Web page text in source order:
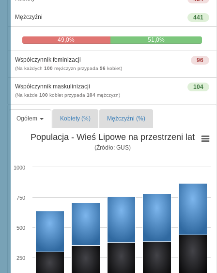
441
Mężczyźni
49,0% 51,0%
96
Współczynnik feminizacji
(Na każdych 100 mężczyzn przypada 96 kobiet)
104
Współczynnik maskulinizacji
(Na każde 100 kobiet przypada 104 mężczyzn)
Ogółem Kobiety (%) Mężczyźni (%)
Populacja - Wieś Lipowe na przestrzeni lat
(Źródło: GUS)
250
500
750
1000